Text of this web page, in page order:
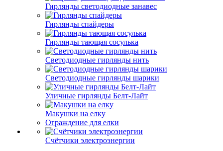
Гирлянды светодиодные занавес
Гирлянды спайдеры
Гирлянды тающая сосулька
Светодиодные гирлянды нить
Светодиодные гирлянды шарики
Уличные гирлянды Белт-Лайт
Макушки на елку
Ограждение для елки
Счётчики электроэнергии